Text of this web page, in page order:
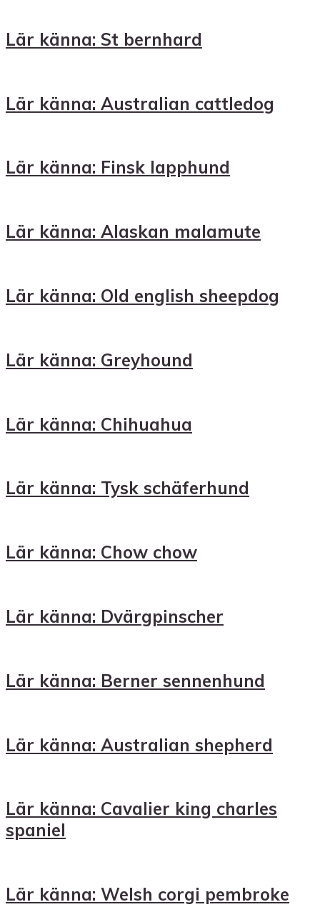
Lär känna: St bernhard
Lär känna: Australian cattledog
Lär känna: Finsk lapphund
Lär känna: Alaskan malamute
Lär känna: Old english sheepdog
Lär känna: Greyhound
Lär känna: Chihuahua
Lär känna: Tysk schäferhund
Lär känna: Chow chow
Lär känna: Dvärgpinscher
Lär känna: Berner sennenhund
Lär känna: Australian shepherd
Lär känna: Cavalier king charles
spaniel
Lär känna: Welsh corgi pembroke